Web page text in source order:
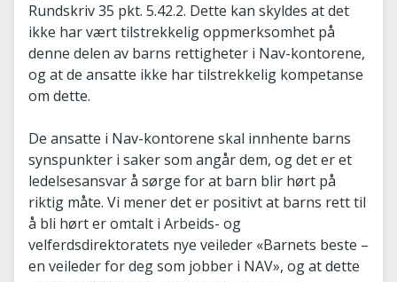
Rundskriv 35 pkt. 5.42.2. Dette kan skyldes at det
ikke har vært tilstrekkelig oppmerksomhet på
denne delen av barns rettigheter i Nav-kontorene,
og at de ansatte ikke har tilstrekkelig kompetanse
om dette.
De ansatte i Nav-kontorene skal innhente barns
synspunkter i saker som angår dem, og det er et
ledelsesansvar å sørge for at barn blir hørt på
riktig måte. Vi mener det er positivt at barns rett til
å bli hørt er omtalt i Arbeids- og
velferdsdirektoratets nye veileder «Barnets beste –
en veileder for deg som jobber i NAV», og at dette